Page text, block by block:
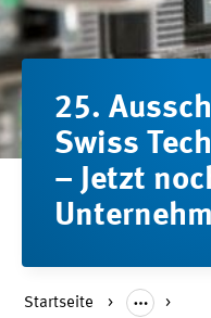
25.
Swiss
– Jetzt
Startseite